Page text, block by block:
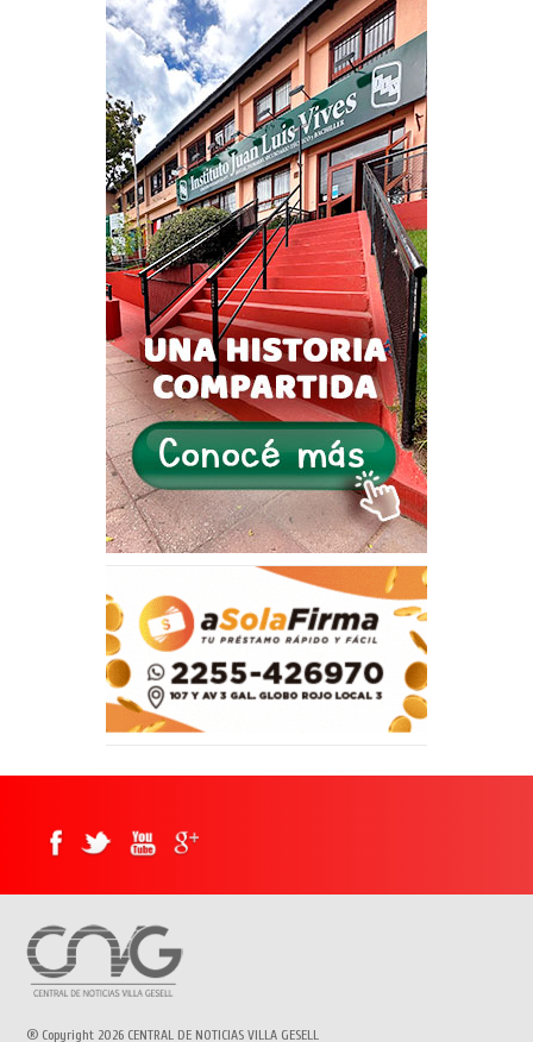
® Copyright 2026 CENTRAL DE NOTICIAS VILLA GESELL